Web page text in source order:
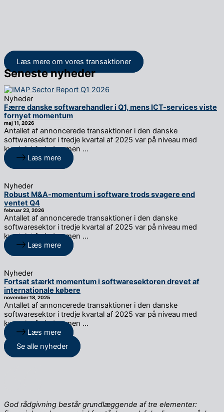
Læs mere om vores transaktioner
Seneste nyheder
Nyheder
Færre danske softwarehandler i Q1, mens ICT-services viste
fornyet momentum
maj 11, 2026
Antallet af annoncerede transaktioner i den danske
softwaresektor i tredje kvartal af 2025 var på niveau med
kvartalet forinden men …
Læs mere
Nyheder
Robust M&A-momentum i software trods svagere end
ventet Q4
februar 23, 2026
Antallet af annoncerede transaktioner i den danske
softwaresektor i tredje kvartal af 2025 var på niveau med
kvartalet forinden men …
Læs mere
Nyheder
Fortsat stærkt momentum i softwaresektoren drevet af
internationale købere
november 18, 2025
Antallet af annoncerede transaktioner i den danske
softwaresektor i tredje kvartal af 2025 var på niveau med
kvartalet forinden men …
Læs mere
Se alle nyheder
God rådgivning består grundlæggende af tre elementer: